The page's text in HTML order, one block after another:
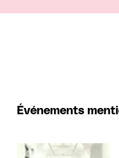
Événements